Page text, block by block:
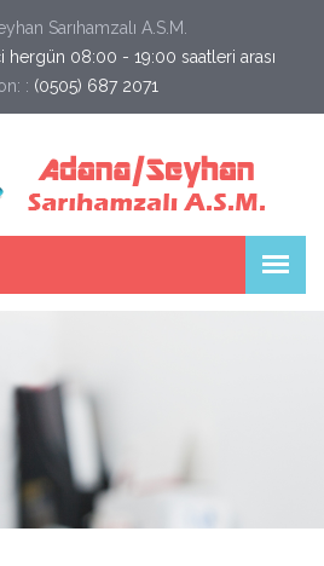
Sarıhamzalı A.S.M.
hergün 08:00 - 19:00 saatleri arası
: (0505) 687 2071